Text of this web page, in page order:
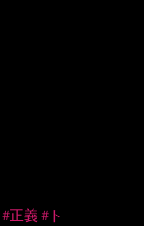
#正義#ト